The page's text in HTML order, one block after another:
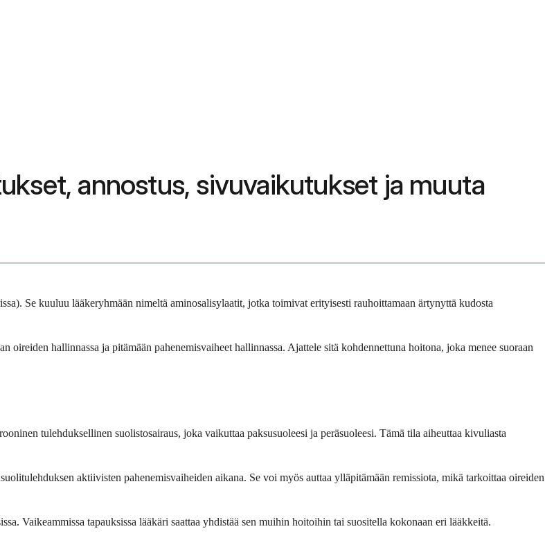
annostus, sivuvaikutukset ja muuta
Se kuuluu lääkeryhmään nimeltä aminosalisylaatit, jotka toimivat erityisesti rauhoittamaan ärtynyttä kudosta
oireiden hallinnassa ja pitämään pahenemisvaiheet hallinnassa. Ajattele sitä kohdennettuna hoitona, joka menee suoraan
tulehduksellinen suolistosairaus, joka vaikuttaa paksusuoleesi ja peräsuoleesi. Tämä tila aiheuttaa kivuliasta
aktiivisten pahenemisvaiheiden aikana. Se voi myös auttaa ylläpitämään remissiota, mikä tarkoittaa oireiden
Vaikeammissa tapauksissa lääkäri saattaa yhdistää sen muihin hoitoihin tai suositella kokonaan eri lääkkeitä.